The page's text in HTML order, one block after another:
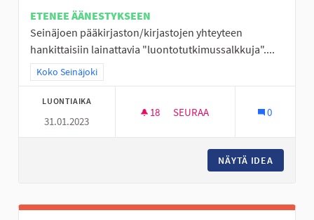
ETENEE ÄÄNESTYKSEEN
Seinäjoen pääkirjaston/kirjastojen yhteyteen
hankittaisiin lainattavia "luontotutkimussalkkuja"....
Rajaa tulokset teeman mukaan: Koko Seinäjoki
Koko Seinäjoki
LUONTIAIKA
31.01.2023
18 18 SEURAAJAA
SEURAA 0
NÄYTÄ IDEA